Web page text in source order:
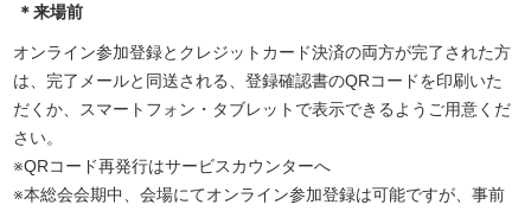
＊来場前
オンライン参加登録とクレジットカード決済の両方が完了された方
は、完了メールと同送される、登録確認書のQRコードを印刷いた
だくか、スマートフォン・タブレットで表示できるようご用意くだ
さい。
※QRコード再発行はサービスカウンターへ
※本総会会期中、会場にてオンライン参加登録は可能ですが、事前